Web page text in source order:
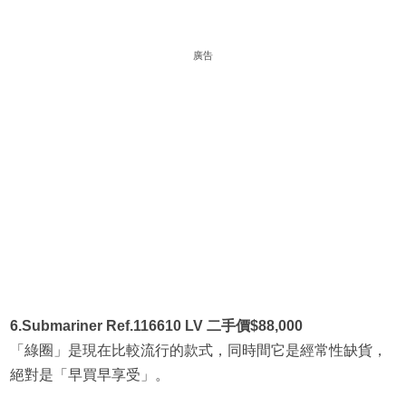
廣告
6.Submariner Ref.116610 LV 二手價$88,000
「綠圈」是現在比較流行的款式，同時間它是經常性缺貨，
絕對是「早買早享受」。